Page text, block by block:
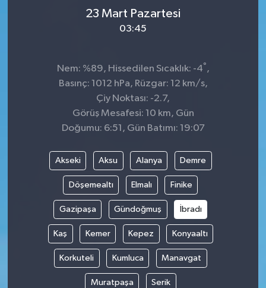
23 Mart Pazartesi
03:45
Nem: %89, Hissedilen Sıcaklık: -4°,
Basınç: 1012 hPa, Rüzgar: 12 km/s,
Çiy Noktası: -2.7,
Görüş Mesafesi: 10 km, Gün
Doğumu: 6:51, Gün Batımı: 19:07
Akseki Aksu Alanya Demre
Döşemealtı Elmalı Finike
Gazipaşa Gündoğmuş İbradı
Kaş Kemer Kepez Konyaaltı
Korkuteli Kumluca Manavgat
Muratpaşa Serik